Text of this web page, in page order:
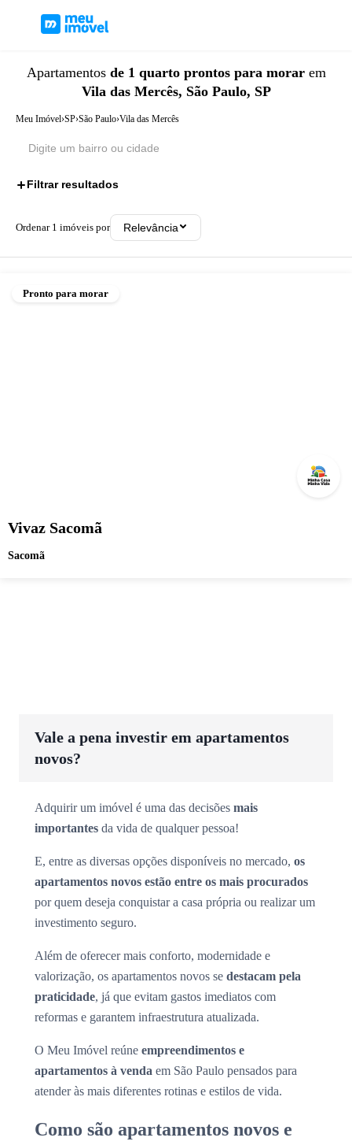
Apartamentos de 1 quarto prontos para morar em
Vila das Mercês, São Paulo, SP
Meu Imóvel›SP›São Paulo›Vila das Mercês
Filtrar resultados
Ordenar 1 imóveis por Relevância
Pronto para morar
Vivaz Sacomã
Sacomã
Vale a pena investir em apartamentos
novos?
Adquirir um imóvel é uma das decisões mais
importantes da vida de qualquer pessoa!
E, entre as diversas opções disponíveis no mercado, os
apartamentos novos estão entre os mais procurados
por quem deseja conquistar a casa própria ou realizar um
investimento seguro.
Além de oferecer mais conforto, modernidade e
valorização, os apartamentos novos se destacam pela
praticidade, já que evitam gastos imediatos com
reformas e garantem infraestrutura atualizada.
O Meu Imóvel reúne empreendimentos e
apartamentos à venda em São Paulo pensados para
atender às mais diferentes rotinas e estilos de vida.
Como são apartamentos novos e